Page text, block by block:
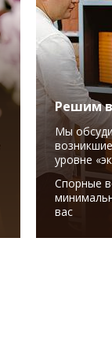
Решим
Мы
уровне
Спорные
вас